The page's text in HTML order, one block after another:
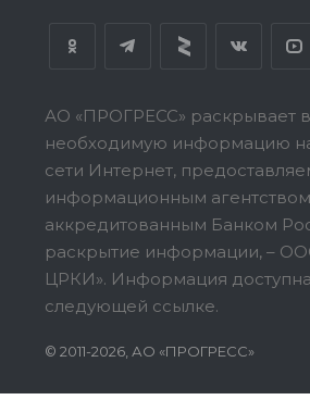
АО «ПРОГРЕСС» раскрывает
необходимую информацию
сети Интернет,
информационным
аккредитованным Банком
раскрытие информации, –
ЦРКИ». Информация
следующей ссылке.
© 2011-2026, АО «ПРОГРЕСС»